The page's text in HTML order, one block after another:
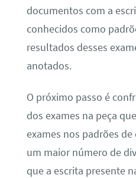
documentos com a
conhecidos como
resultados desses
anotados.
O próximo passo é
dos exames na peça
exames nos padrões
um maior número de
que a escrita presente